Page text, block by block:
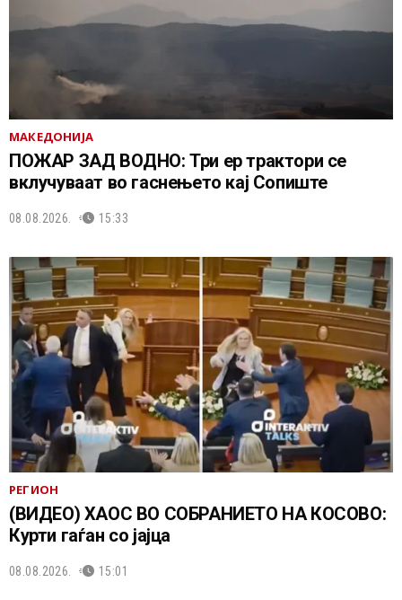
МАКЕДОНИЈА
ПОЖАР ЗАД ВОДНО: Три ер трактори се
вклучуваат во гаснењето кај Сопиште
08.08.2026. 15:33
РЕГИОН
(ВИДЕО) ХАОС ВО СОБРАНИЕТО НА КОСОВО:
Курти гаѓан со јајца
08.08.2026. 15:01